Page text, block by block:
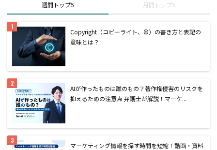
週間トップ5 月間トップ5
Copyright（コピーライト、©）の書き方と表記の
意味とは？
AIが作ったものは誰のもの？著作権侵害のリスクを
抑えるための注意点 弁護士が解説！マーケ...
マーケティング情報を探す時間を短縮！動画・資料